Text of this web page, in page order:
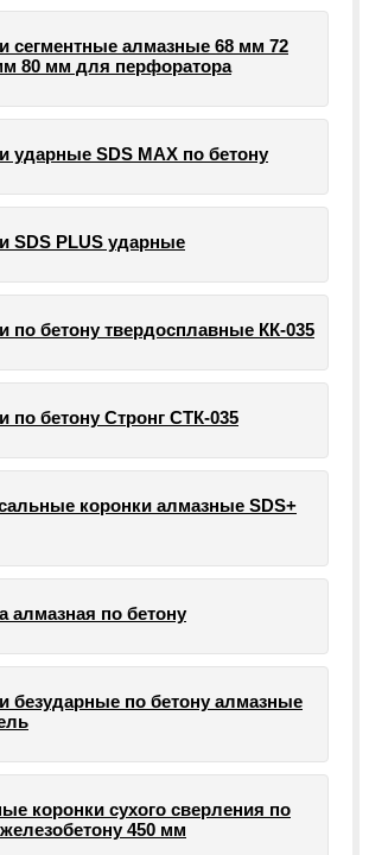
сегментные алмазные 68 мм 72
80 мм для перфоратора
ударные SDS MAX по бетону
SDS PLUS ударные
по бетону твердосплавные КК-035
по бетону Стронг СТК-035
коронки алмазные SDS+
алмазная по бетону
безударные по бетону алмазные
коронки сухого сверления по
450 мм